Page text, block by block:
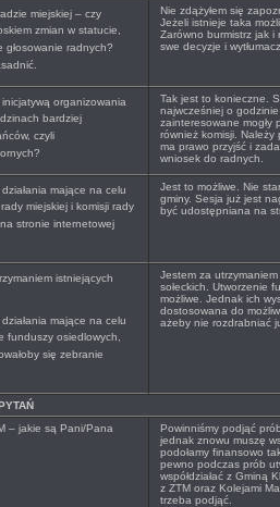
miejskiej – czy
zmian w statucie,
głosowanie radnych?
Nie zdążyłem się
Jeżeli istnieje taka
Zarówno burmistrz jak
swe decyzje i
organizowania
bardziej
czyli
Tak jest to konieczne.
najwcześniej o
zainteresowane mogły
również komisji.
ma prawo przyjść i
wniosek do radnych.
mające na celu
miejskiej i komisji rady
stronie internetowej
Jest to możliwe. Nie
gminy. Sesja już jest
być udostępniana na
istniejących
mające na celu
funduszy osiedlowych,
się zebranie
Jestem za
sołeckich. Utworzenie
możliwe. Jednak ich
dostosowana do
ażeby nie rozdrabniać
– jakie są Pani/Pana
Powinniśmy podjąć
jednak znowu muszę
podołamy finansowo
pewno podczas prób
współdziałać z Gminą
z ZTM oraz Kolejami
trzeba podjąć.